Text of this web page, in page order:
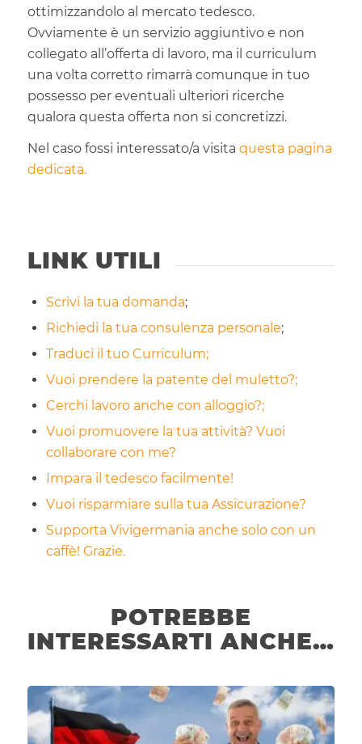
ottimizzandolo al mercato tedesco.
Ovviamente è un servizio aggiuntivo e non
collegato all’offerta di lavoro, ma il curriculum
una volta corretto rimarrà comunque in tuo
possesso per eventuali ulteriori ricerche
qualora questa offerta non si concretizzi.
Nel caso fossi interessato/a visita questa pagina
dedicata.
LINK UTILI
Scrivi la tua domanda;
Richiedi la tua consulenza personale;
Traduci il tuo Curriculum;
Vuoi prendere la patente del muletto?;
Cerchi lavoro anche con alloggio?;
Vuoi promuovere la tua attività? Vuoi
collaborare con me?
Impara il tedesco facilmente!
Vuoi risparmiare sulla tua Assicurazione?
Supporta Vivigermania anche solo con un
caffè! Grazie.
POTREBBE
INTERESSARTI ANCHE…